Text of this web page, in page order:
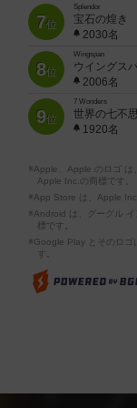
7位
Splendor
宝石の煌き
2030名
8位
Wingspan
ウイングス
2006名
9位
7 Wonders
世界の七不
1920名
※Apple、Apple のロゴ は
Apple Inc.の商標です。
※App Store は、Apple
※Android は、グーグル イ
標です。
※Google Play とそのロゴ
す。